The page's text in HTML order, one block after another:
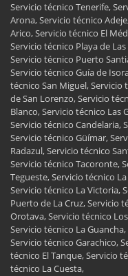
Servicio técnico Tenerife,
Arona, Servicio técnico
Arico, Servicio técnico El
Servicio técnico Playa de
Servicio técnico Puerto
Servicio técnico Guía de
técnico San Miguel, Servicio
de San Lorenzo, Servicio
Blanco, Servicio técnico Las
Servicio técnico Candelaria,
Servicio técnico Güímar,
Radazul, Servicio técnico
Servicio técnico Tacoronte,
Tegueste, Servicio técnico
Servicio técnico La Victoria,
Puerto de La Cruz, Servicio
Orotava, Servicio técnico
Servicio técnico La
Servicio técnico Garachico,
técnico El Tanque, Servicio
técnico La Cuesta,